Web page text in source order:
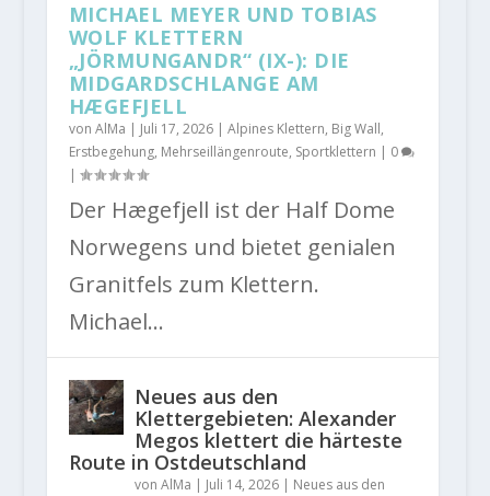
MICHAEL MEYER UND TOBIAS
WOLF KLETTERN
„JÖRMUNGANDR“ (IX-): DIE
MIDGARDSCHLANGE AM
HÆGEFJELL
von AlMa | Juli 17, 2026| Alpines Klettern, Big Wall,
Erstbegehung, Mehrseillängenroute, Sportklettern | 0
|
Der Hægefjell ist der Half Dome
Norwegens und bietet genialen
Granitfels zum Klettern.
Michael...
Neues aus den
Klettergebieten: Alexander
Megos klettert die härteste
Route in Ostdeutschland
von AlMa | Juli 14, 2026| Neues aus den